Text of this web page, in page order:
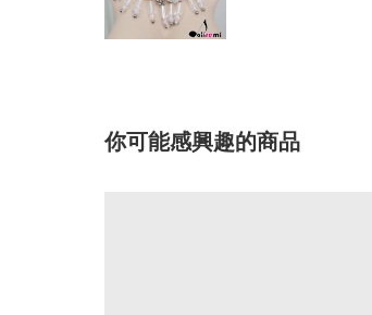
你可能感興趣的商品